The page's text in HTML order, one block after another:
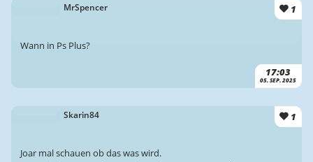
MrSpencer
1
17:03
05. SEP. 2025
Wann in Ps Plus?
1
Joar mal schauen ob das was wird.